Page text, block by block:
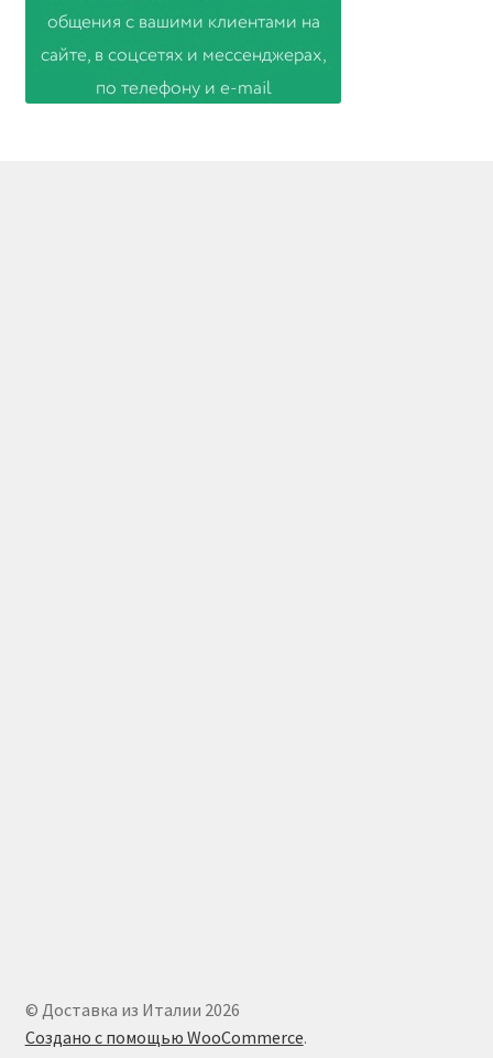
© Доставка из Италии 2026
Создано с помощью WooCommerce.